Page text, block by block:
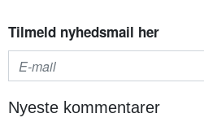
Tilmeld nyhedsmail her
Nyeste kommentarer